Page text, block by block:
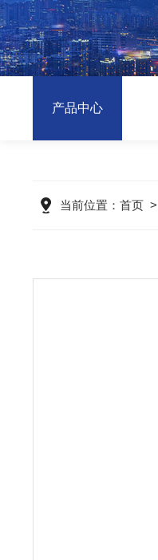
产品中心
当前位置： 首页>